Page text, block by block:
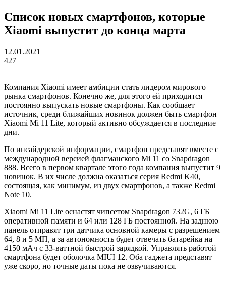
Список новых смартфонов, которые
Xiaomi выпустит до конца марта
12.01.2021
427
Компания Xiaomi имеет амбиции стать лидером мирового
рынка смартфонов. Конечно же, для этого ей приходится
постоянно выпускать новые смартфоны. Как сообщает
источник, среди ближайших новинок должен быть смартфон
Xiaomi Mi 11 Lite, который активно обсуждается в последние
дни.
По инсайдерской информации, смартфон представят вместе с
международной версией флагманского Mi 11 со Snapdragon
888. Всего в первом квартале этого года компания выпустит 9
новинок. В их числе должна оказаться серия Redmi K40,
состоящая, как минимум, из двух смартфонов, а также Redmi
Note 10.
Xiaomi Mi 11 Lite оснастят чипсетом Snapdragon 732G, 6 ГБ
оперативной памяти и 64 или 128 ГБ постоянной. На заднюю
панель отправят три датчика основной камеры с разрешением
64, 8 и 5 МП, а за автономность будет отвечать батарейка на
4150 мАч с 33-ваттной быстрой зарядкой. Управлять работой
смартфона будет оболочка MIUI 12. Оба гаджета представят
уже скоро, но точные даты пока не озвучиваются.